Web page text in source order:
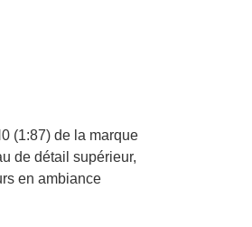
(1:87) de la marque
de détail supérieur,
en ambiance